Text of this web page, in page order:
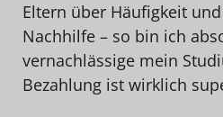
Eltern über Häufigkeit
Nachhilfe – so bin ich
vernachlässige mein
Bezahlung ist wirklich